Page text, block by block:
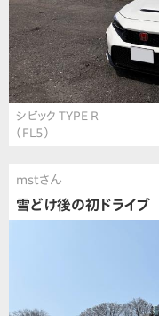
シビック TYPE R
（FL5）
mstさん
雪どけ後の初ドライブ